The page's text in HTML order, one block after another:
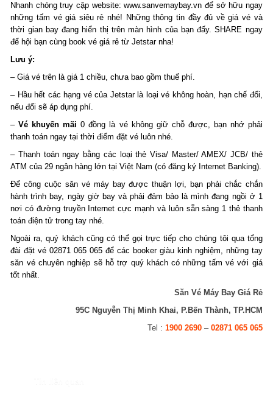
Nhanh chóng truy cập website: www.sanvemaybay.vn để sở hữu ngay
những tấm vé giá siêu rẻ nhé! Những thông tin đầy đủ về giá vé và
thời gian bay đang hiển thị trên màn hình của bạn đấy. SHARE ngay
để hội bạn cùng book vé giá rẻ từ Jetstar nha!
Lưu ý:
– Giá vé trên là giá 1 chiều, chưa bao gồm thuế phí.
– Hầu hết các hạng vé của Jetstar là loại vé không hoàn, hạn chế đổi,
nếu đổi sẽ áp dụng phí.
–Vé khuyến mãi 0 đồng là vé không giữ chỗ được, bạn nhớ phải
thanh toán ngay tại thời điểm đặt vé luôn nhé.
– Thanh toán ngay bằng các loại thẻ Visa/ Master/ AMEX/ JCB/ thẻ
ATM của 29 ngân hàng lớn tại Việt Nam (có đăng ký Internet Banking).
Để công cuộc săn vé máy bay được thuận lợi, bạn phải chắc chắn
hành trình bay, ngày giờ bay và phải đảm bảo là mình đang ngồi ở 1
nơi có đường truyền Internet cực mạnh và luôn sẵn sàng 1 thẻ thanh
toán điện tử trong tay nhé.
Ngoài ra, quý khách cũng có thể gọi trực tiếp cho chúng tôi qua tổng
đài đặt vé 02871 065 065 để các booker giàu kinh nghiệm, những tay
săn vé chuyên nghiệp sẽ hỗ trợ quý khách có những tấm vé với giá
tốt nhất.
Săn Vé Máy Bay Giá Rẻ
95C Nguyễn Thị Minh Khai, P.Bến Thành, TP.HCM
Tel : 1900 2690– 02871 065 065